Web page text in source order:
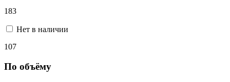
183
Нет в наличии
107
По объёму